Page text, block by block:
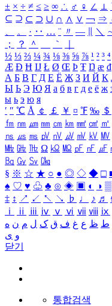
± × ÷ ≠ ≤ ≥ ∞ ∴ ♂ ♀ ∠ ⊥
⊆ ⊇ ⊂ ⊃ ∪ ∩ ∧ ∨ ￢ ⇒
、
。 · ‥ … ¨ 〃 ― ＼
；
？ ＾ ｀
½ ⅓ ⅔ ¼ ¾ ⅛ ⅜ ⅝ ⅞ ¹ ² ³ ⁴
Æ Ð Ħ Ĳ Ł Ø Œ Þ Ŧ Ŋ æ đ
А Б В Г Д Е Ё Ж З И Й К
Ы Ь Э Ю Я а б в г д е ё ж
ы ь э ю я
′ ″ ℃ Å ￠ ￡ ￥ ¤ ℉ ‰ ＄
㎙ ㎚ ㎛ ㎜ ㎝ ㎞ ㎟ ㎠ ㎡
㎱ ㎲ ㎳ ㎴ ㎵ ㎶ ㎷ ㎸ ㎹
㎒ ㎓ ㎔ Ω ㏀ ㏁ ㎊ ㎋ ㎌
㏃ ㏉ ㏜ ㏆
§ ※ ☆ ★ ○ ● ◎ ◇ ◆ □
♠ ♡ ♥ ♧ ♣ ⊙ ◈ ▣ ◐ ◑ ▒
‡ ↕ ↗ ↙ ↖ ↘ ♭ ♩ ♪ ♬
ⅰ
ⅱ ⅲ ⅳ ⅴ ⅵ ⅶ ⅷ ⅸ
ط ظ ع غ ف ق ک ل م ن ه
و ی
닫기
통합검색